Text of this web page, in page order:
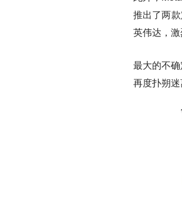
推出了两
英伟达，激
最大的不
再度扑朔迷